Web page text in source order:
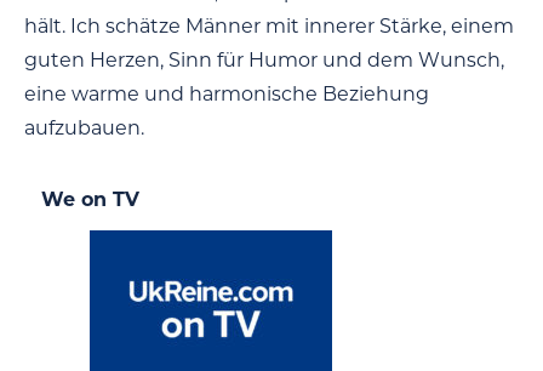
hält. Ich schätze Männer mit innerer Stärke, einem
guten Herzen, Sinn für Humor und dem Wunsch,
eine warme und harmonische Beziehung
aufzubauen.
We on TV